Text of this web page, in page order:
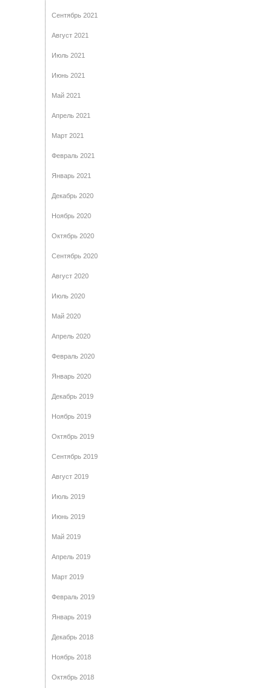
Сентябрь 2021
Август 2021
Июль 2021
Июнь 2021
Май 2021
Апрель 2021
Март 2021
Февраль 2021
Январь 2021
Декабрь 2020
Ноябрь 2020
Октябрь 2020
Сентябрь 2020
Август 2020
Июль 2020
Май 2020
Апрель 2020
Февраль 2020
Январь 2020
Декабрь 2019
Ноябрь 2019
Октябрь 2019
Сентябрь 2019
Август 2019
Июль 2019
Июнь 2019
Май 2019
Апрель 2019
Март 2019
Февраль 2019
Январь 2019
Декабрь 2018
Ноябрь 2018
Октябрь 2018